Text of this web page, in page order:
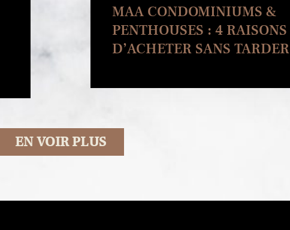
MAA CONDOMINIUMS &
PENTHOUSES : 4 RAISONS
D’ACHETER SANS TARDER
EN VOIR PLUS